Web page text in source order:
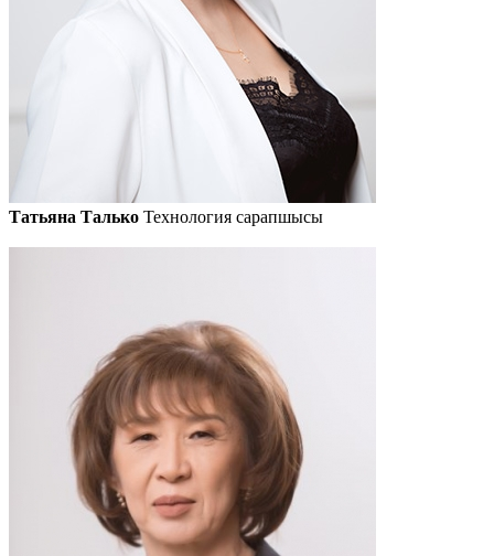
Татьяна Талько Технология сарапшысы